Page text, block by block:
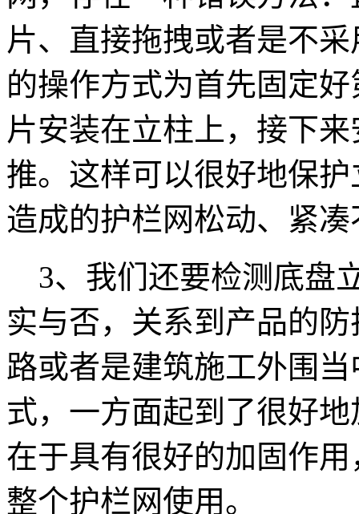
片、直接拖拽或者是不
的操作方式为首先固定
片安装在立柱上，接下
推。这样可以很好地保
造成的护栏网松动、紧
3、我们还要检测底盘
实与否，关系到产品的
路或者是建筑施工外围
式，一方面起到了很好
在于具有很好的加固作
整个护栏网使用。